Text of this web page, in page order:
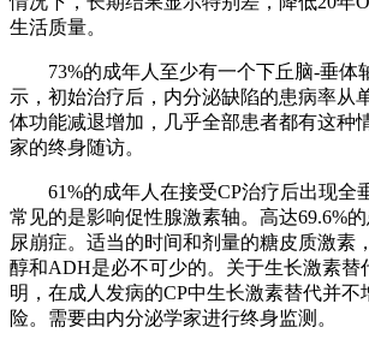
生活质量。
73%的成年人至少有一个下丘脑-垂体
示，初始治疗后，内分泌缺陷的患病率从
体功能减退增加，几乎全部患者都有这种
家的终身随访。
61%的成年人在接受CP治疗后出现全
常见的是影响促性腺激素轴。高达69.6%
尿崩症。适当的时间和剂量的糖皮质激素
醇和ADH是必不可少的。关于生长激素替
明，在成人发病的CP中生长激素替代并不
险。需要由内分泌学家进行终身监测。